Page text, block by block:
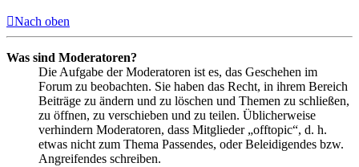
Nach oben
Was sind Moderatoren?
Die Aufgabe der Moderatoren ist es, das Geschehen im
Forum zu beobachten. Sie haben das Recht, in ihrem Bereich
Beiträge zu ändern und zu löschen und Themen zu schließen,
zu öffnen, zu verschieben und zu teilen. Üblicherweise
verhindern Moderatoren, dass Mitglieder „offtopic“, d. h.
etwas nicht zum Thema Passendes, oder Beleidigendes bzw.
Angreifendes schreiben.